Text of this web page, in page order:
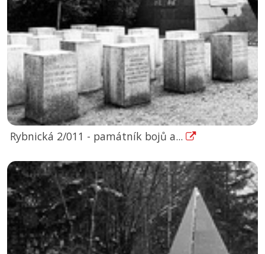
Rybnická 2/011 - památník bojů a...